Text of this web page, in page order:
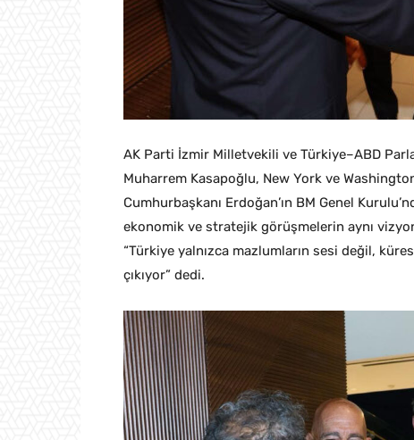
AK Parti İzmir Milletvekili ve Türkiye–ABD
Muharrem Kasapoğlu, New York ve
Cumhurbaşkanı Erdoğan’ın BM Genel
ekonomik ve stratejik görüşmelerin aynı
“Türkiye yalnızca mazlumların sesi değil,
çıkıyor” dedi.